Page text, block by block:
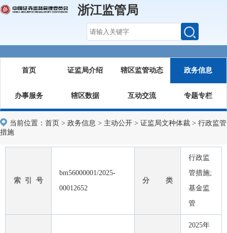
浙江监管局
首页 证监局介绍 辖区监管动态 政务信息
办事服务 辖区数据 互动交流 专题专栏
当前位置： 首页 > 政务信息 > 主动公开 > 证监局文种体裁 > 行政监管
措施
索 引 号
bm56000001/2025-
00012652
分 类
行政监
管措施;
基金监
管
2025年